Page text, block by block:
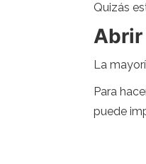
Quizás
Abrir
La
Para
puede